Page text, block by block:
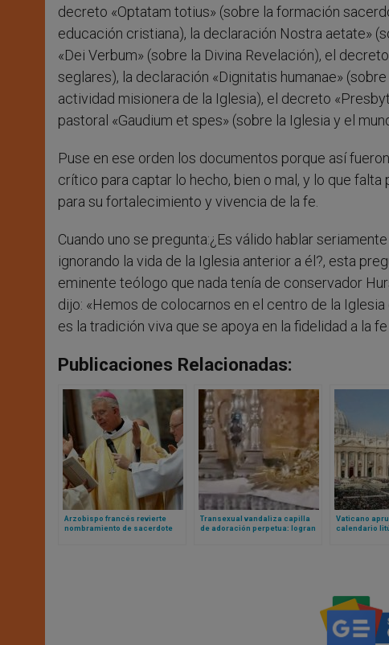
decreto «Optatam totius» (sobre la formación
educación cristiana), la declaración Nostra aetate»
«Dei Verbum» (sobre la Divina Revelación), el
seglares), la declaración «Dignitatis humanae»
actividad misionera de la Iglesia), el decreto
pastoral «Gaudium et spes» (sobre la Iglesia y el
Puse en ese orden los documentos porque así
crítico para captar lo hecho, bien o mal, y lo que
para su fortalecimiento y vivencia de la fe.
Cuando uno se pregunta:¿Es válido hablar
ignorando la vida de la Iglesia anterior a él?, esta
eminente teólogo que nada tenía de conservador
dijo: «Hemos de colocarnos en el centro de la
es la tradición viva que se apoya en la fidelidad a la
Publicaciones Relacionadas:
Arzobispo francés revierte
nombramiento de sacerdote
Transexual vandaliza capilla
de adoración perpetua: logran
Vaticano
calendario